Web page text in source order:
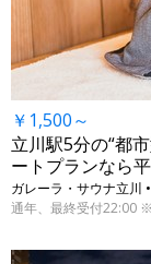
￥1,500～
立川駅5分の“都
ートプランなら
通年、最終受付22:00